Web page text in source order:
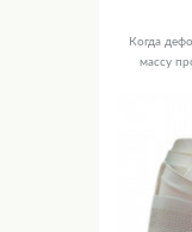
Когда
массу